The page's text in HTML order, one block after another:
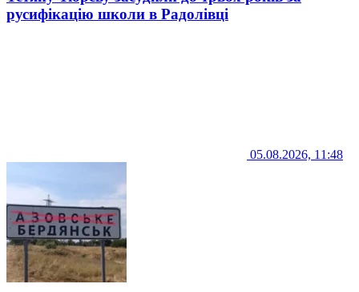
русифікацію школи в Радолівці
05.08.2026, 11:48